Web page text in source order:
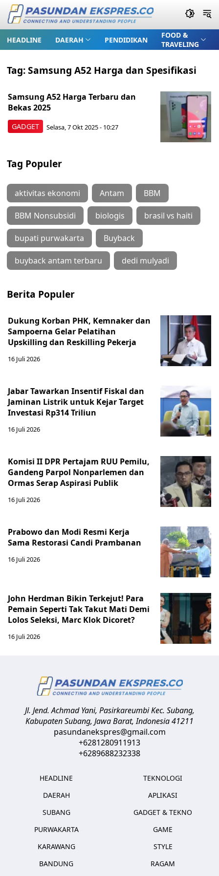
HEADLINE DAERAH PENDIDIKAN
FOOD &
TRAVELING
Tag:Samsung A52 Harga dan Spesifikasi
GADGET
Samsung A52 Harga Terbaru dan
Bekas 2025
Selasa, 7 Okt 2025 - 10:27
Tag Populer
aktivitas ekonomi Antam BBM
BBM Nonsubsidi biologis brasil vs haiti
bupati purwakarta Buyback
buyback antam terbaru dedi mulyadi
Berita Populer
Dukung Korban PHK, Kemnaker dan
Sampoerna Gelar Pelatihan
Upskilling dan Reskilling Pekerja
16 Juli 2026
Jabar Tawarkan Insentif Fiskal dan
Jaminan Listrik untuk Kejar Target
Investasi Rp314 Triliun
16 Juli 2026
Komisi II DPR Pertajam RUU Pemilu,
Gandeng Parpol Nonparlemen dan
Ormas Serap Aspirasi Publik
16 Juli 2026
Prabowo dan Modi Resmi Kerja
Sama Restorasi Candi Prambanan
16 Juli 2026
John Herdman Bikin Terkejut! Para
Pemain Seperti Tak Takut Mati Demi
Lolos Seleksi, Marc Klok Dicoret?
16 Juli 2026
Jl. Jend. Achmad Yani, Pasirkareumbi Kec. Subang,
Kabupaten Subang, Jawa Barat,Indonesia41211
pasundanekspres@gmail.com
+6281280911913
+6289688232338
HEADLINE
DAERAH
SUBANG
PURWAKARTA
KARAWANG
BANDUNG
TEKNOLOGI
APLIKASI
GADGET & TEKNO
GAME
STYLE
RAGAM